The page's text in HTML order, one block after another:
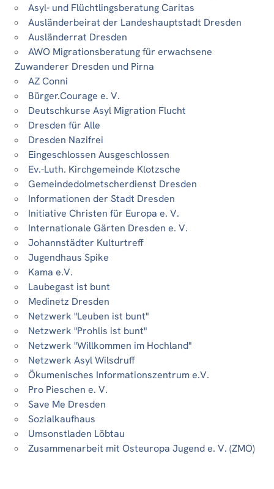
Asyl- und Flüchtlingsberatung Caritas
Ausländerbeirat der Landeshauptstadt Dresden
Ausländerrat Dresden
AWO Migrationsberatung für erwachsene
Zuwanderer Dresden und Pirna
AZ Conni
Bürger.Courage e. V.
Deutschkurse Asyl Migration Flucht
Dresden für Alle
Dresden Nazifrei
Eingeschlossen Ausgeschlossen
Ev.-Luth. Kirchgemeinde Klotzsche
Gemeindedolmetscherdienst Dresden
Informationen der Stadt Dresden
Initiative Christen für Europa e. V.
Internationale Gärten Dresden e. V.
Johannstädter Kulturtreff
Jugendhaus Spike
Kama e.V.
Laubegast ist bunt
Medinetz Dresden
Netzwerk "Leuben ist bunt"
Netzwerk "Prohlis ist bunt"
Netzwerk "Willkommen im Hochland"
Netzwerk Asyl Wilsdruff
Ökumenisches Informationszentrum e.V.
Pro Pieschen e. V.
Save Me Dresden
Sozialkaufhaus
Umsonstladen Löbtau
Zusammenarbeit mit Osteuropa Jugend e. V. (ZMO)